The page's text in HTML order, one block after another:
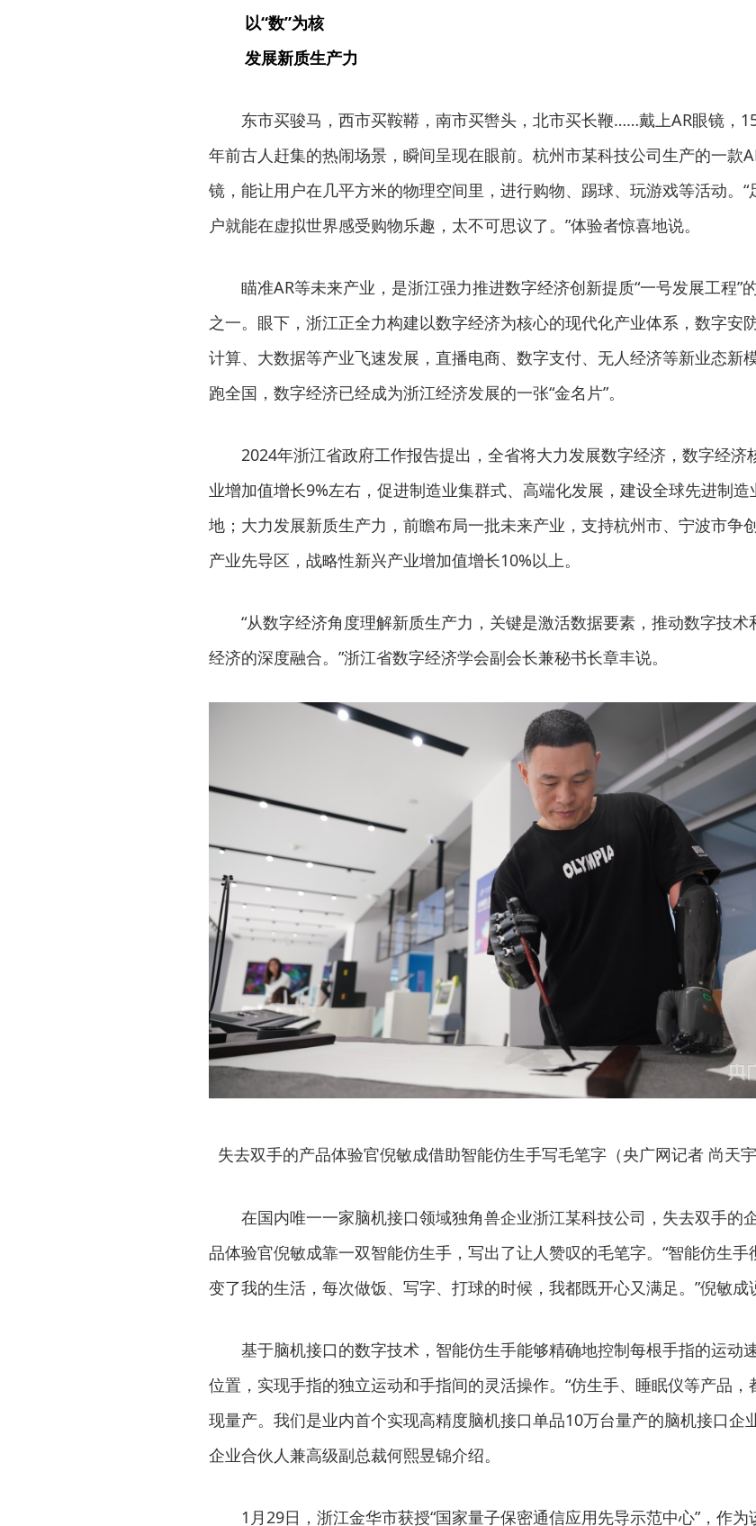
以“数”为核
发展新质生产力
东市买骏马，西市买鞍鞯，南市买辔头，北市买长鞭……戴上AR眼镜，
年前古人赶集的热闹场景，瞬间呈现在眼前。杭州市某科技公司生产的一款
镜，能让用户在几平方米的物理空间里，进行购物、踢球、玩游戏等活动。“
户就能在虚拟世界感受购物乐趣，太不可思议了。”体验者惊喜地说。
瞄准AR等未来产业，是浙江强力推进数字经济创新提质“一号发展工程”
之一。眼下，浙江正全力构建以数字经济为核心的现代化产业体系，数字安
计算、大数据等产业飞速发展，直播电商、数字支付、无人经济等新业态新
跑全国，数字经济已经成为浙江经济发展的一张“金名片”。
2024年浙江省政府工作报告提出，全省将大力发展数字经济，数字经济
业增加值增长9%左右，促进制造业集群式、高端化发展，建设全球先进制造
地；大力发展新质生产力，前瞻布局一批未来产业，支持杭州市、宁波市争
产业先导区，战略性新兴产业增加值增长10%以上。
“从数字经济角度理解新质生产力，关键是激活数据要素，推动数字技术
经济的深度融合。”浙江省数字经济学会副会长兼秘书长章丰说。
失去双手的产品体验官倪敏成借助智能仿生手写毛笔字（央广网记者 尚天宇
在国内唯一一家脑机接口领域独角兽企业浙江某科技公司，失去双手的
品体验官倪敏成靠一双智能仿生手，写出了让人赞叹的毛笔字。“智能仿生手
变了我的生活，每次做饭、写字、打球的时候，我都既开心又满足。”倪敏成
基于脑机接口的数字技术，智能仿生手能够精确地控制每根手指的运动
位置，实现手指的独立运动和手指间的灵活操作。“仿生手、睡眠仪等产品，
现量产。我们是业内首个实现高精度脑机接口单品10万台量产的脑机接口企
企业合伙人兼高级副总裁何熙昱锦介绍。
1月29日，浙江金华市获授“国家量子保密通信应用先导示范中心”，作为